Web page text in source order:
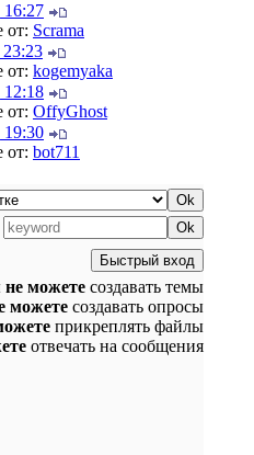
16:27
от: Scrama
23:23
от: kogemyaka
12:18
от: OffyGhost
19:30
от: bot711
не можете создавать темы
можете создавать опросы
прикреплять файлы
отвечать на сообщения